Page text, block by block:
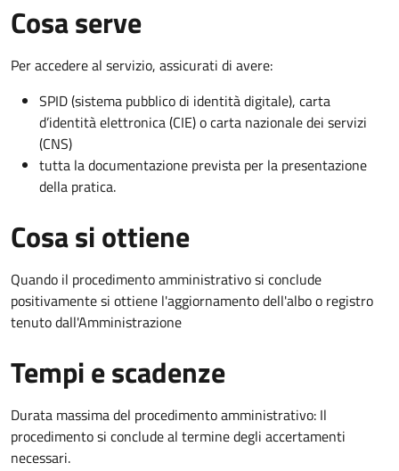
Cosa serve
Per accedere al servizio, assicurati di avere:
SPID (sistema pubblico di identità digitale), carta
d’identità elettronica (CIE) o carta nazionale dei servizi
(CNS)
tutta la documentazione prevista per la presentazione
della pratica.
Cosa si ottiene
Quando il procedimento amministrativo si conclude
positivamente si ottiene l'aggiornamento dell'albo o registro
tenuto dall'Amministrazione
Tempi e scadenze
Durata massima del procedimento amministrativo: Il
procedimento si conclude al termine degli accertamenti
necessari.